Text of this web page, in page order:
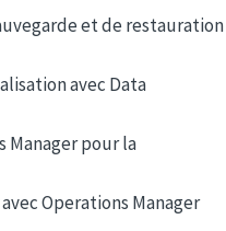
et de restauration
avec Data
Manager pour la
Operations Manager